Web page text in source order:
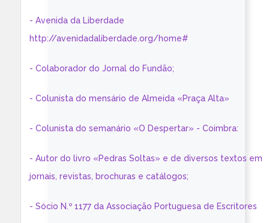
- Avenida da Liberdade
http://avenidadaliberdade.org/home#
- Colaborador do Jornal do Fundão;
- Colunista do mensário de Almeida «Praça Alta»
- Colunista do semanário «O Despertar» - Coimbra:
- Autor do livro «Pedras Soltas» e de diversos textos em
jornais, revistas, brochuras e catálogos;
- Sócio N.º 1177 da Associação Portuguesa de Escritores